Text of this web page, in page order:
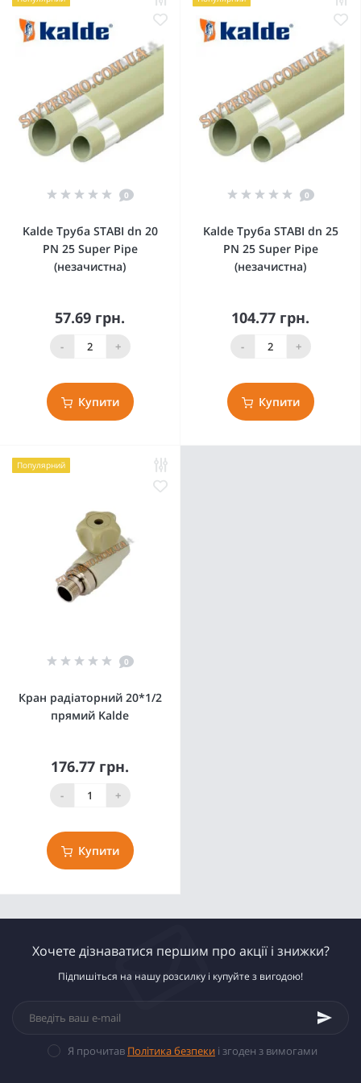
0
Kalde Труба STABI dn 20
PN 25 Super Pipe
(незачистна)
57.69 грн.
- +
Купити
0
Kalde Труба STABI dn 25
PN 25 Super Pipe
(незачистна)
104.77 грн.
- +
Купити
Популярний
0
Кран радіаторний 20*1/2
прямий Kalde
176.77 грн.
- +
Купити
Хочете дізнаватися першим про акції і знижки?
Підпишіться на нашу розсилку і купуйте з вигодою!
Я прочитав Політика безпеки і згоден з вимогами